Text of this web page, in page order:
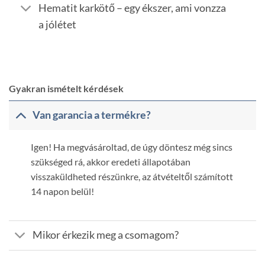
Hematit karkötő – egy ékszer, ami vonzza
a jólétet
Gyakran ismételt kérdések
Van garancia a termékre?
Igen! Ha megvásároltad, de úgy döntesz még sincs
szükséged rá, akkor eredeti állapotában
visszaküldheted részünkre, az átvételtől számított
14 napon belül!
Mikor érkezik meg a csomagom?